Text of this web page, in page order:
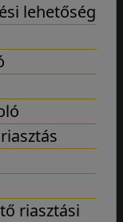
lehetőség
riasztási